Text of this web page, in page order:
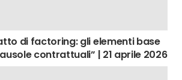
di factoring: gli elementi base
contrattuali” | 21 aprile 2026